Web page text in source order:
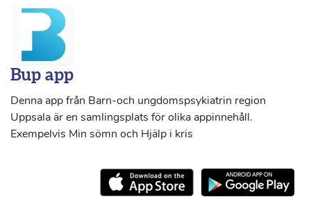
Bup app
Denna app från Barn-och ungdomspsykiatrin region
Uppsala är en samlingsplats för olika appinnehåll.
Exempelvis Min sömn och Hjälp i kris